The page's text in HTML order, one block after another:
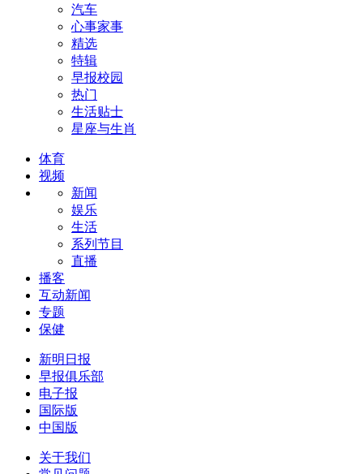
汽车
心事家事
精选
特辑
早报校园
热门
生活贴士
星座与生肖
体育
视频
新闻
娱乐
生活
系列节目
直播
播客
互动新闻
专题
保健
新明日报
早报俱乐部
电子报
国际版
中国版
关于我们